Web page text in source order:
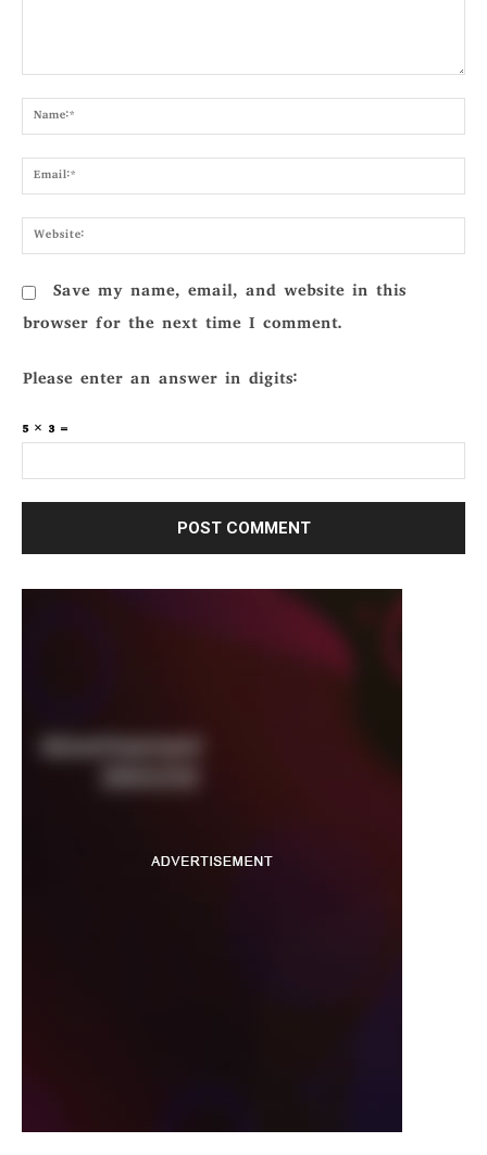
Save my name, email, and website in this
browser for the next time I comment.
Please enter an answer in digits:
5 × 3 =